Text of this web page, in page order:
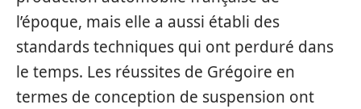
l’époque, mais elle a aussi établi des
standards techniques qui ont perduré dans
le temps. Les réussites de Grégoire en
termes de conception de suspension ont